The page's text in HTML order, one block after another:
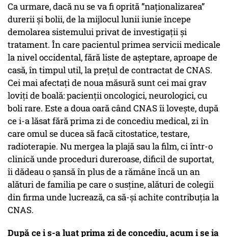
Ca urmare, dacă nu se va fi oprită ”naționalizarea”
durerii și bolii, de la mijlocul lunii iunie începe
demolarea sistemului privat de investigații și
tratament. În care pacientul primea servicii medicale
la nivel occidental, fără liste de așteptare, aproape de
casă, în timpul util, la prețul de contractat de CNAS.
Cei mai afectați de noua măsură sunt cei mai grav
loviți de boală: pacienții oncologici, neurologici, cu
boli rare. Este a doua oară când CNAS îi lovește, după
ce i-a lăsat fără prima zi de concediu medical, zi în
care omul se ducea să facă citostatice, testare,
radioterapie. Nu mergea la plajă sau la film, ci într-o
clinică unde proceduri dureroase, dificil de suportat,
îi dădeau o șansă în plus de a rămâne încă un an
alături de familia pe care o susține, alături de colegii
din firma unde lucrează, ca să-și achite contribuția la
CNAS.
După ce i s-a luat prima zi de concediu, acum i se ia